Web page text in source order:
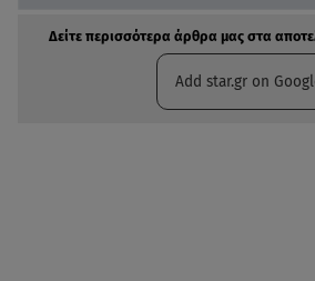
Δείτε περισσότερα άρθρα μας στα
Add star.gr on